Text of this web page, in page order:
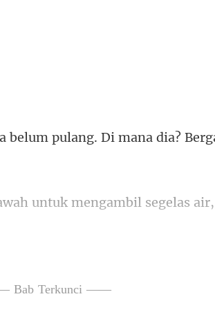
belum pulang. Di mana di
wah untuk mengambil segelas air,
Bab Terkunci ——